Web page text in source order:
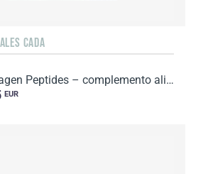
CADA
Promarine Collagen Peptides – complemento alimenticio con edulcorantes. 1 envase de 10 viales cad...
EUR